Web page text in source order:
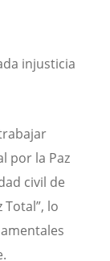
injusticia
por la Paz
civil de
Total”, lo